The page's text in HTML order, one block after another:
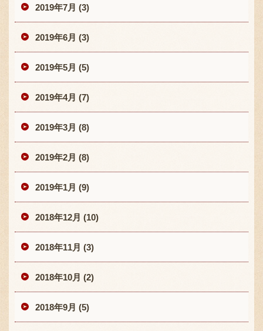
2019年7月 (3)
2019年6月 (3)
2019年5月 (5)
2019年4月 (7)
2019年3月 (8)
2019年2月 (8)
2019年1月 (9)
2018年12月 (10)
2018年11月 (3)
2018年10月 (2)
2018年9月 (5)